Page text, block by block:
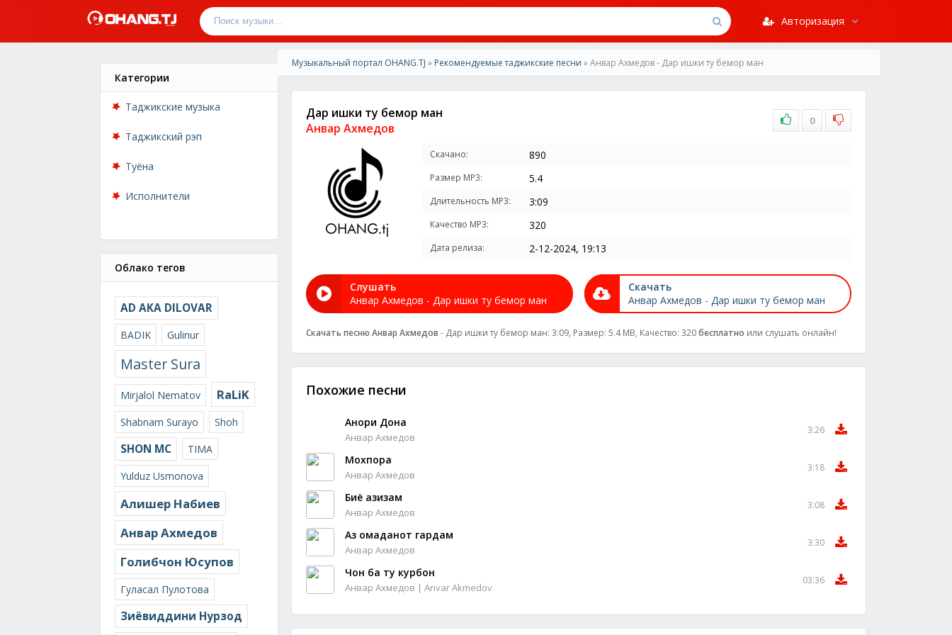
Авторизация
Категории
Таджикские музыка
Таджикский рэп
Туёна
Исполнители
Облако тегов
AD AKA DILOVAR
BADIK Gulinur
Master Sura
Mirjalol Nematov RaLiK
Shabnam Surayo Shoh
SHON MC
TIMA
Yulduz Usmonova
Алишер Набиев
Анвар Ахмедов
Голибчон Юсупов
Гуласал Пулотова
Зиёвиддини Нурзод
Музыкальный портал OHANG.TJ » Рекомендуемые таджикские песни » Анвар Ахмедов - Дар ишки ту бемор ман
Дар ишки ту бемор ман
Анвар Ахмедов
0
Скачано: 890
Размер MP3: 5.4
Длительность MP3: 3:09
Качество MP3: 320
Дата релиза: 2-12-2024, 19:13
Слушать
Анвар Ахмедов - Дар ишки ту бемор ман
Скачать
Анвар Ахмедов - Дар ишки ту бемор ман
Скачать песню Анвар Ахмедов - Дар ишки ту бемор ман: 3:09, Размер: 5.4 MB, Качество: 320бесплатно или слушать онлайн!
Похожие песни
Анори Дона
Анвар Ахмедов
3:26
Мохпора
Анвар Ахмедов
3:18
Биё азизам
Анвар Ахмедов
3:08
Аз омаданот гардам
Анвар Ахмедов
3:30
Чон ба ту курбон
Анвар Ахмедов | Anvar Akmedov
03:36